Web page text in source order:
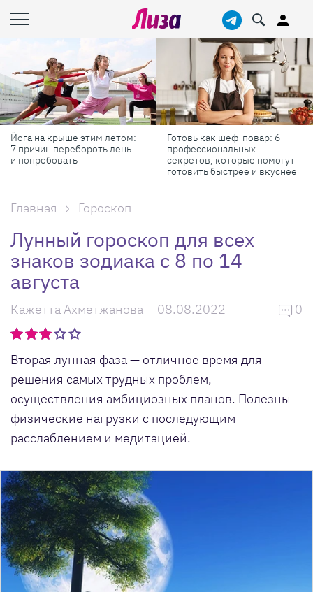
Йога на крыше этим летом:
7 причин перебороть лень
и попробовать
Готовь как шеф-повар: 6
профессиональных
секретов, которые помогут
готовить быстрее и вкуснее
Главная Гороскоп
Лунный гороскоп для всех
знаков зодиака с 8 по 14
августа
Кажетта Ахметжанова 08.08.2022 0
Вторая лунная фаза — отличное время для
решения самых трудных проблем,
осуществления амбициозных планов. Полезны
физические нагрузки с последующим
расслаблением и медитацией.